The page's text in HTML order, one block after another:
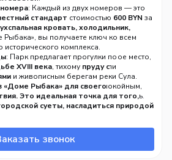
: Каждый из двух номеров — это
стандарт стоимостью 600 BYN за
кровать, холодильник,
Fi. Для дополнительного гостя
место +120 BYN).
личная терраса — идеальное место,
воздухе, почитать книгу или
беседами после насыщенного дня.
: Есть возможностьснять оба номера
из 4-6 человек, чтобы отдохнуть
личным пространством.
номер или задать вопросы
33 644-54-51, +375 44 544-54-51
9:00 до 17:30).
Рыбака», вы получаете ключ ко всем
исторического комплекса.
: Парк предлагает прогулки по
XVIII века, тихому пруду с
и живописным берегам реки Сула.
перекликается с этим спокойным,
вкус: Для гостей доступны
: На территории парка
с меню, вдохновленным
«Доме Рыбака» для своего
Это идеальная точка для того,
суеты, насладиться природой
Беларуси.
звонок